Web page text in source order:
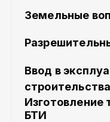
Земельные
Ввод в
строительства
Изготовление
БТИ